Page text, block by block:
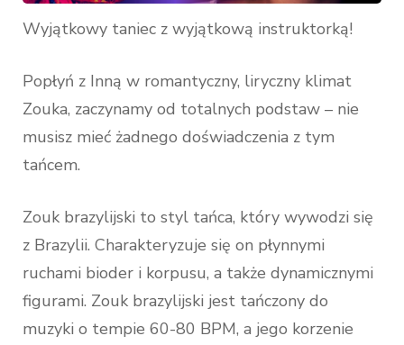
Wyjątkowy taniec z wyjątkową instruktorką!
Popłyń z Inną w romantyczny, liryczny klimat
Zouka, zaczynamy od totalnych podstaw – nie
musisz mieć żadnego doświadczenia z tym
tańcem.
Zouk brazylijski to styl tańca, który wywodzi się
z Brazylii. Charakteryzuje się on płynnymi
ruchami bioder i korpusu, a także dynamicznymi
figurami. Zouk brazylijski jest tańczony do
muzyki o tempie 60-80 BPM, a jego korzenie